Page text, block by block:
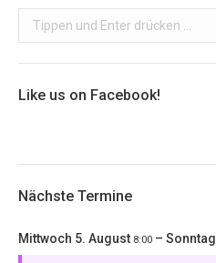
Search:
Like us on Facebook!
Nächste Termine
Mittwoch 5. August 8:00 – Sonntag